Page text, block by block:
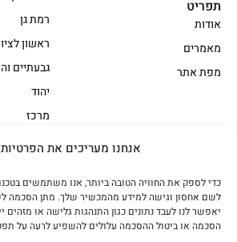
אנחנו מעריכים את
לשם אחסון וגישה למידע מהמכשיר שלך. מתן הסכמה
יאפשר לנו לעבד נתונים כגון התנהגות גלישה או מזהים
הסכמה או ביטול ההסכמה עלולים להשפיע לרעה על
אווז
בשר בקר
בשר בקר עגלה משובח
בשר
הודו
חלקים
רמת גן
ראשון
גבעתיים
יהוד
מרכז
תפריט
אודות
מאמרים
מפת אתר